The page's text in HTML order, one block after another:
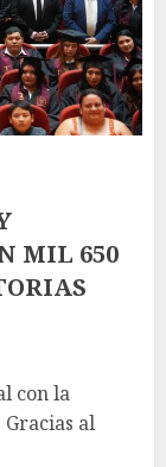
MIL 650
con la
al